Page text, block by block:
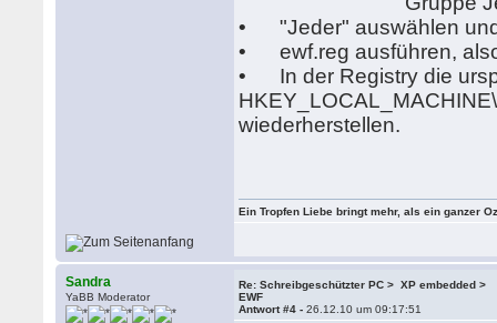
• "Jeder" auswählen
• ewf.reg ausführen,
• In der Registry die
wiederherstellen.
Ein Tropfen Liebe bringt mehr, als ein ganzer
Sandra
YaBB Moderator
Re: Schreibgeschützter PC > XP embedded >
EWF
Antwort #4 -26.12.10 um 09:17:51